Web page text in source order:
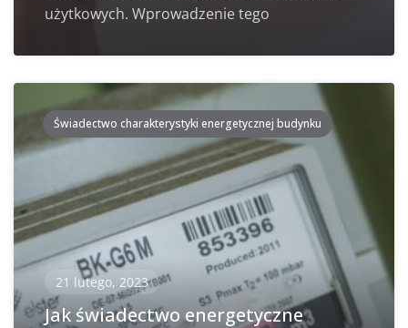
użytkowych. Wprowadzenie tego
Świadectwo charakterystyki energetycznej budynku
21 lutego, 2023
Jak świadectwo energetyczne